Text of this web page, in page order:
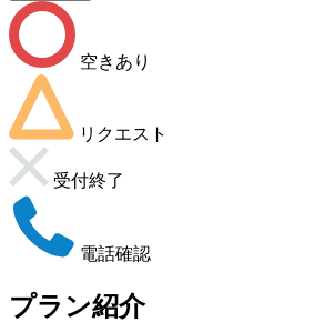
空きあり
リクエスト
受付終了
電話確認
プラン紹介